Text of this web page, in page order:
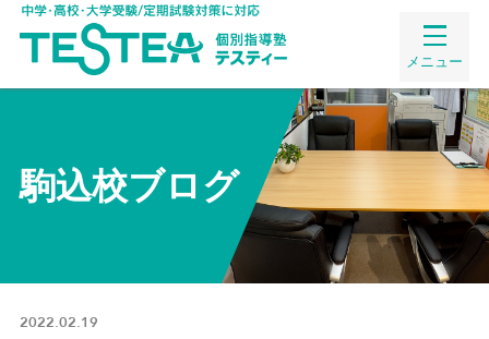
メニュー
駒込校ブログ
2022.02.19